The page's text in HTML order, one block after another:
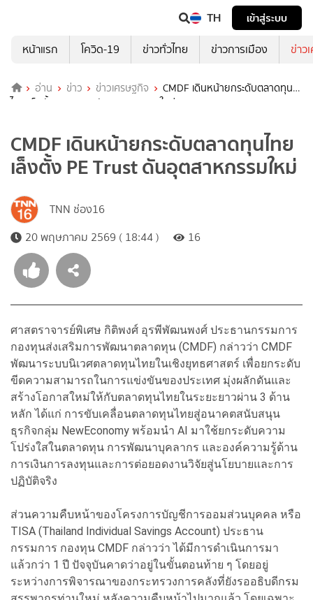
TH
เข้าสู่ระบบ
หน้าแรก
โควิด-19 ข่าวทั่วไทย ข่าวการเมือง ข่าว
อ่าน ข่าว ข่าวเศรษฐกิจ
CMDF เดินหน้ายกระดับตลาดทุน
ไทย เล็งตั้ง PE Trust ดันอุตสาหกรรมใหม่
CMDF เดินหน้ายกระดับตลาดทุนไทย
เล็งตั้ง PE Trust ดันอุตสาหกรรมใหม่
TNN ช่อง16
20 พฤษภาคม 2569 ( 18:44 )
16
ศาสตราจารย์พิเศษ กิติพงศ์ อุรพีพัฒนพงศ์ ประธานกรรมการ
กองทุนส่งเสริมการพัฒนาตลาดทุน (CMDF) กล่าวว่า CMDF
พัฒนาระบบนิเวศตลาดทุนไทยในเชิงยุทธศาสตร์ เพื่อยกระดับ
ขีดความสามารถในการแข่งขันของประเทศ มุ่งผลักดันและ
สร้างโอกาสใหม่ให้กับตลาดทุนไทยในระยะยาวผ่าน 3 ด้าน
หลัก ได้แก่ การขับเคลื่อนตลาดทุนไทยสู่อนาคตสนับสนุน
ธุรกิจกลุ่ม NewEconomy พร้อมนำ AI มาใช้ยกระดับความ
โปร่งใสในตลาดทุน การพัฒนาบุคลากร และองค์ความรู้ด้าน
การเงินการลงทุนและการต่อยอดงานวิจัยสู่นโยบายและการ
ปฏิบัติจริง
ส่วนความคืบหน้าของโครงการบัญชีการออมส่วนบุคคล หรือ
TISA (Thailand Individual Savings Account) ประธาน
กรรมการ กองทุน CMDF กล่าวว่า ได้มีการดำเนินการมา
แล้วกว่า 1 ปี ปัจจุบันคาดว่าอยู่ในขั้นตอนท้าย ๆ โดยอยู่
ระหว่างการพิจารณาของกระทรวงการคลังที่ยังรออธิบดีกรม